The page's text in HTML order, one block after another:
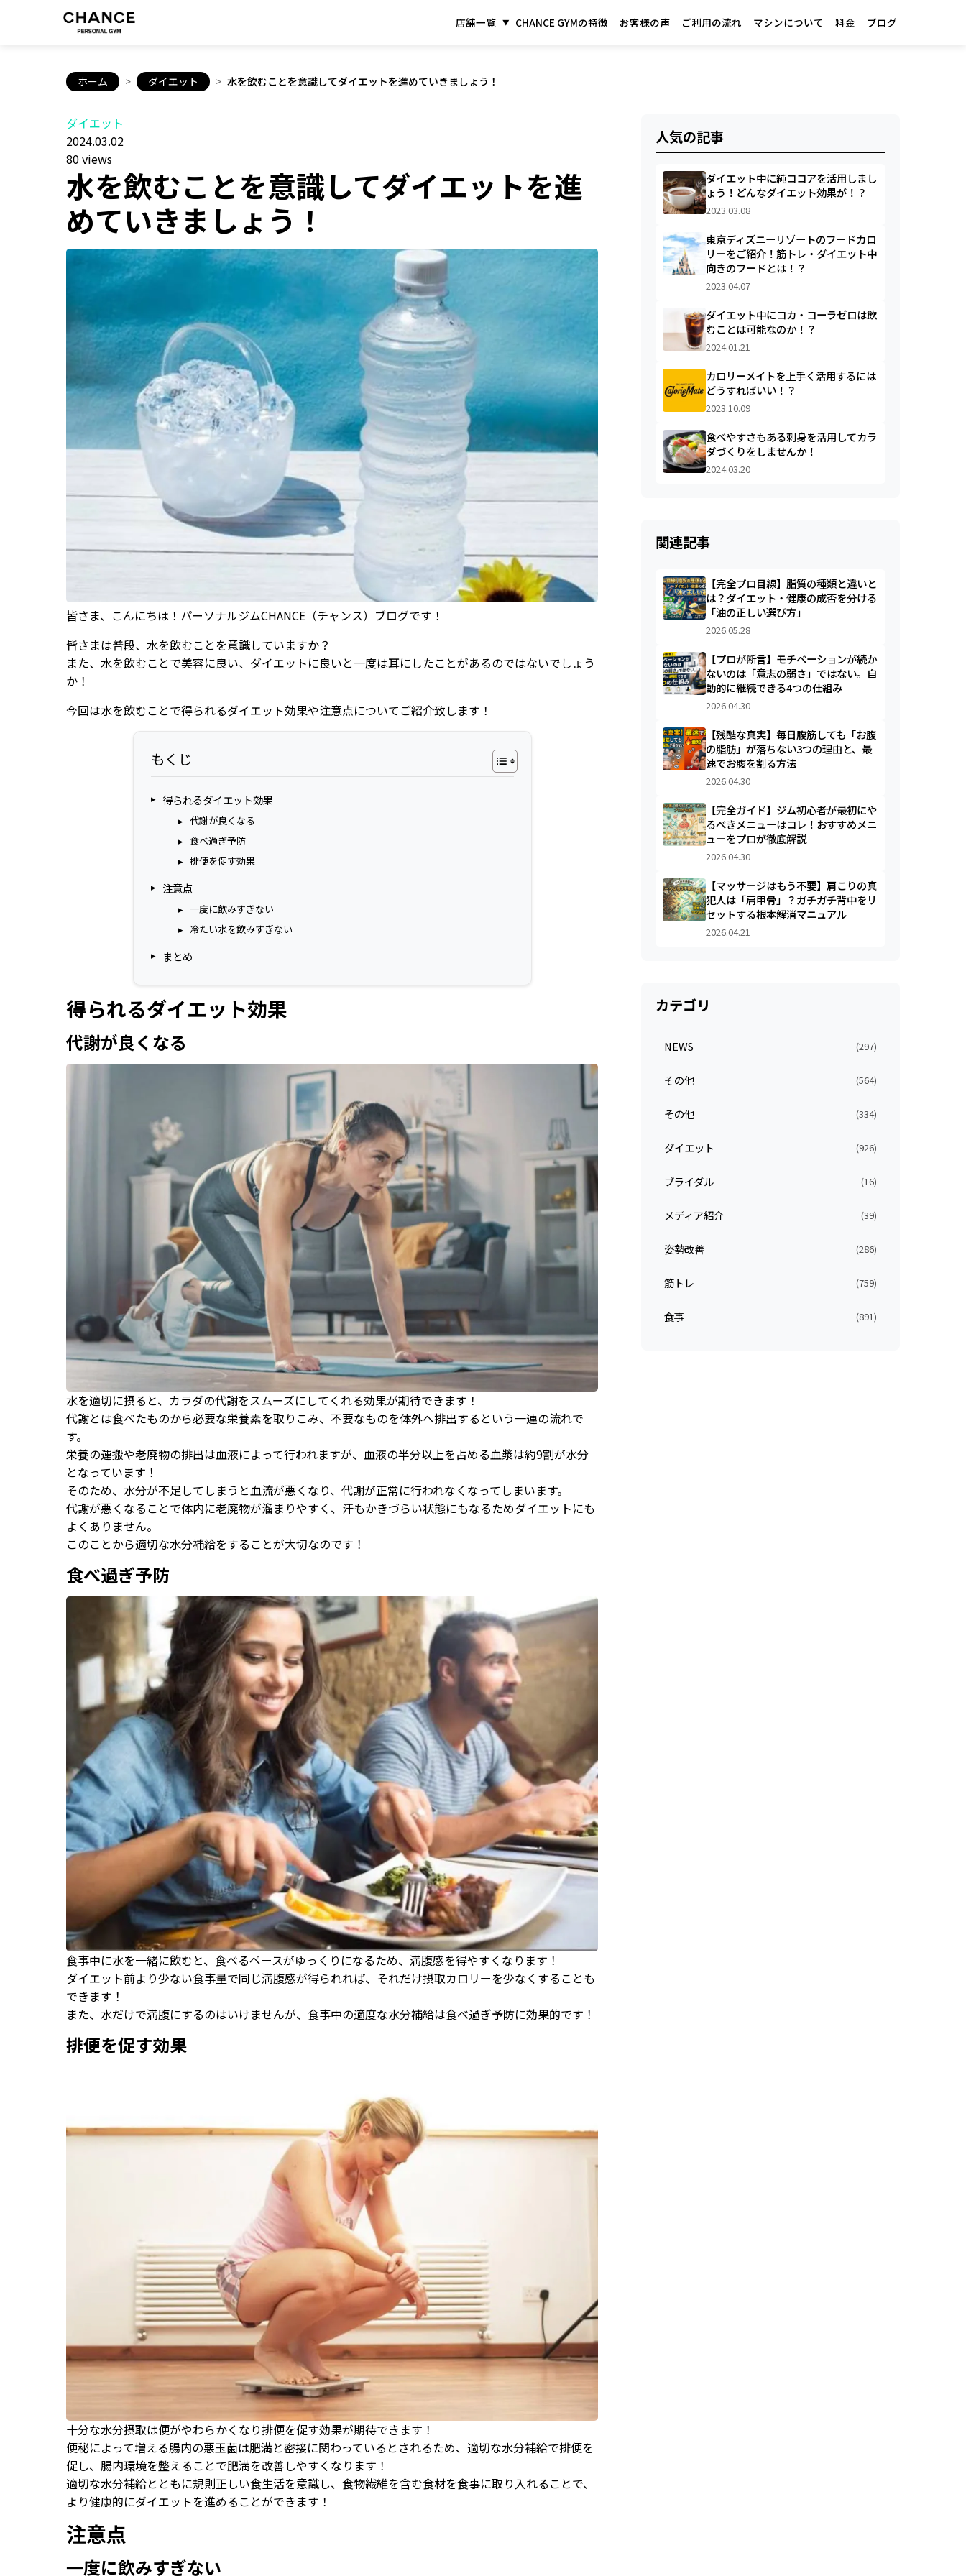
店舗一覧 CHANCE GYMの特徴 お客様の声 ご利用の流れ マシンについて 料金 ブログ
ホーム > ダイエット > 水を飲むことを意識してダイエットを進めていきましょう！
ダイエット
2024.03.02
80 views
水を飲むことを意識してダイエットを進
めていきましょう！
皆さま、こんにちは！パーソナルジムCHANCE（チャンス）ブログです！
皆さまは普段、水を飲むことを意識していますか？
また、水を飲むことで美容に良い、ダイエットに良いと一度は耳にしたことがあるのではないでしょう
か！
今回は水を飲むことで得られるダイエット効果や注意点についてご紹介致します！
もくじ
得られるダイエット効果
代謝が良くなる
食べ過ぎ予防
排便を促す効果
注意点
一度に飲みすぎない
冷たい水を飲みすぎない
まとめ
得られるダイエット効果
代謝が良くなる
水を適切に摂ると、カラダの代謝をスムーズにしてくれる効果が期待できます！
代謝とは食べたものから必要な栄養素を取りこみ、不要なものを体外へ排出するという一連の流れで
す。
栄養の運搬や老廃物の排出は血液によって行われますが、血液の半分以上を占める血漿は約9割が水分
となっています！
そのため、水分が不足してしまうと血流が悪くなり、代謝が正常に行われなくなってしまいます。
代謝が悪くなることで体内に老廃物が溜まりやすく、汗もかきづらい状態にもなるためダイエットにも
よくありません。
このことから適切な水分補給をすることが大切なのです！
食べ過ぎ予防
食事中に水を一緒に飲むと、食べるペースがゆっくりになるため、満腹感を得やすくなります！
ダイエット前より少ない食事量で同じ満腹感が得られれば、それだけ摂取カロリーを少なくすることも
できます！
また、水だけで満腹にするのはいけませんが、食事中の適度な水分補給は食べ過ぎ予防に効果的です！
排便を促す効果
十分な水分摂取は便がやわらかくなり排便を促す効果が期待できます！
便秘によって増える腸内の悪玉菌は肥満と密接に関わっているとされるため、適切な水分補給で排便を
促し、腸内環境を整えることで肥満を改善しやすくなります！
適切な水分補給とともに規則正しい食生活を意識し、食物繊維を含む食材を食事に取り入れることで、
より健康的にダイエットを進めることができます！
注意点
一度に飲みすぎない
人気の記事
ダイエット中に純ココアを活用しまし
ょう！どんなダイエット効果が！？
2023.03.08
東京ディズニーリゾートのフードカロ
リーをご紹介！筋トレ・ダイエット中
向きのフードとは！？
2023.04.07
ダイエット中にコカ・コーラゼロは飲
むことは可能なのか！？
2024.01.21
カロリーメイトを上手く活用するには
どうすればいい！？
2023.10.09
食べやすさもある刺身を活用してカラ
ダづくりをしませんか！
2024.03.20
関連記事
【完全プロ目線】脂質の種類と違いと
は？ダイエット・健康の成否を分ける
「油の正しい選び方」
2026.05.28
【プロが断言】モチベーションが続か
ないのは「意志の弱さ」ではない。自
動的に継続できる4つの仕組み
2026.04.30
【残酷な真実】毎日腹筋しても「お腹
の脂肪」が落ちない3つの理由と、最
速でお腹を割る方法
2026.04.30
【完全ガイド】ジム初心者が最初にや
るべきメニューはコレ！おすすめメニ
ューをプロが徹底解説
2026.04.30
【マッサージはもう不要】肩こりの真
犯人は「肩甲骨」？ガチガチ背中をリ
セットする根本解消マニュアル
2026.04.21
カテゴリ
NEWS (297)
その他 (564)
その他 (334)
ダイエット (926)
ブライダル (16)
メディア紹介 (39)
姿勢改善 (286)
筋トレ (759)
食事 (891)